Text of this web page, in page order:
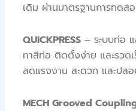
เดิม ผ่านมาตรฐานการทดส
QUICKPRESS– ระบบท่อ
ทาสีท่อ ติดตั้งง่าย และรวดเ
ลดแรงงาน สะดวก และปล
MECH Grooved